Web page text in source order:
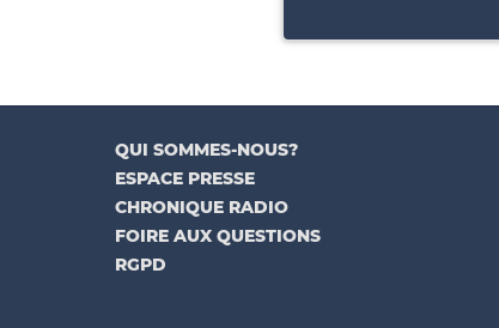
QUI SOMMES-NOUS?
ESPACE PRESSE
CHRONIQUE RADIO
FOIRE AUX QUESTIONS
RGPD